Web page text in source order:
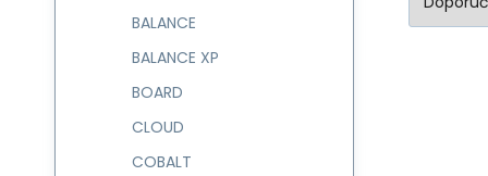
BALANCE
BALANCE XP
BOARD
CLOUD
COBALT